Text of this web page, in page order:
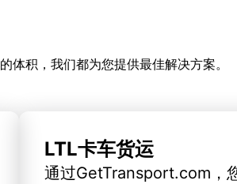
体积，我们都为您提供最佳解决方案。
LTL卡车货运
通过GetTransport.com，